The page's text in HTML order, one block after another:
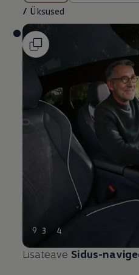
/ Üksused
9 3 4
Lisateave Sidus-